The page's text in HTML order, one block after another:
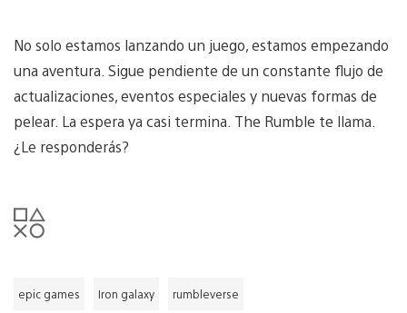
No solo estamos lanzando un juego, estamos empezando
una aventura. Sigue pendiente de un constante flujo de
actualizaciones, eventos especiales y nuevas formas de
pelear. La espera ya casi termina. The Rumble te llama.
¿Le responderás?
epic games Iron galaxy rumbleverse